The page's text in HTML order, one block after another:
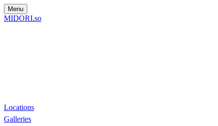
Menu
MIDORI.so
Locations
Galleries